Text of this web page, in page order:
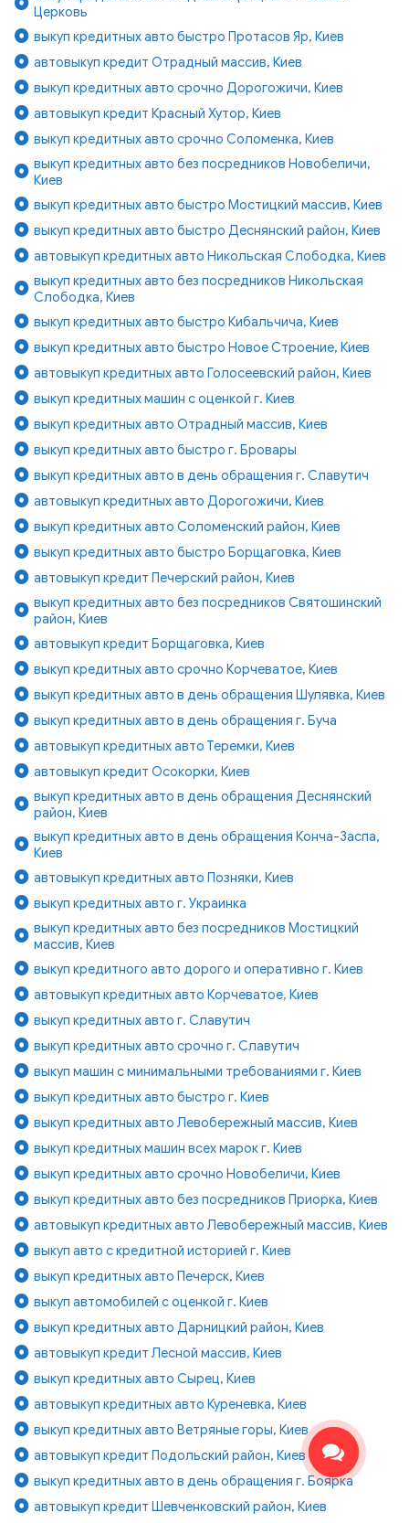
Церковь
выкуп кредитных авто быстро Протасов Яр, Киев
автовыкуп кредит Отрадный массив, Киев
выкуп кредитных авто срочно Дорогожичи, Киев
автовыкуп кредит Красный Хутор, Киев
выкуп кредитных авто срочно Соломенка, Киев
выкуп кредитных авто без посредников Новобеличи,
Киев
выкуп кредитных авто быстро Мостицкий массив, Киев
выкуп кредитных авто быстро Деснянский район, Киев
автовыкуп кредитных авто Никольская Слободка, Киев
выкуп кредитных авто без посредников Никольская
Слободка, Киев
выкуп кредитных авто быстро Кибальчича, Киев
выкуп кредитных авто быстро Новое Строение, Киев
автовыкуп кредитных авто Голосеевский район, Киев
выкуп кредитных машин с оценкой г. Киев
выкуп кредитных авто Отрадный массив, Киев
выкуп кредитных авто быстро г. Бровары
выкуп кредитных авто в день обращения г. Славутич
автовыкуп кредитных авто Дорогожичи, Киев
выкуп кредитных авто Соломенский район, Киев
выкуп кредитных авто быстро Борщаговка, Киев
автовыкуп кредит Печерский район, Киев
выкуп кредитных авто без посредников Святошинский
район, Киев
автовыкуп кредит Борщаговка, Киев
выкуп кредитных авто срочно Корчеватое, Киев
выкуп кредитных авто в день обращения Шулявка, Киев
выкуп кредитных авто в день обращения г. Буча
автовыкуп кредитных авто Теремки, Киев
автовыкуп кредит Осокорки, Киев
выкуп кредитных авто в день обращения Деснянский
район, Киев
выкуп кредитных авто в день обращения Конча-Заспа,
Киев
автовыкуп кредитных авто Позняки, Киев
выкуп кредитных авто г. Украинка
выкуп кредитных авто без посредников Мостицкий
массив, Киев
выкуп кредитного авто дорого и оперативно г. Киев
автовыкуп кредитных авто Корчеватое, Киев
выкуп кредитных авто г. Славутич
выкуп кредитных авто срочно г. Славутич
выкуп машин с минимальными требованиями г. Киев
выкуп кредитных авто быстро г. Киев
выкуп кредитных авто Левобережный массив, Киев
выкуп кредитных машин всех марок г. Киев
выкуп кредитных авто срочно Новобеличи, Киев
выкуп кредитных авто без посредников Приорка, Киев
автовыкуп кредитных авто Левобережный массив, Киев
выкуп авто с кредитной историей г. Киев
выкуп кредитных авто Печерск, Киев
выкуп автомобилей с оценкой г. Киев
выкуп кредитных авто Дарницкий район, Киев
автовыкуп кредит Лесной массив, Киев
выкуп кредитных авто Сырец, Киев
автовыкуп кредитных авто Куреневка, Киев
выкуп кредитных авто Ветряные горы, Киев
автовыкуп кредит Подольский район, Киев
выкуп кредитных авто в день обращения г. Боярка
автовыкуп кредит Шевченковский район, Киев